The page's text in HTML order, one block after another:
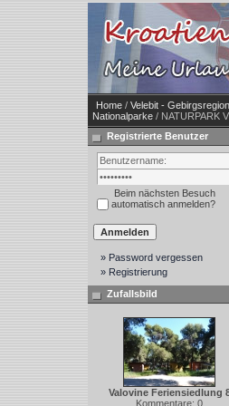
Home / Velebit -
Nationalparke / NATURPARK
Registrierte Benutzer
Beim nächsten Besuch
automatisch anmelden?
» Password vergessen
» Registrierung
Zufallsbild
Valovine Feriensiedlung
Kommentare: 0